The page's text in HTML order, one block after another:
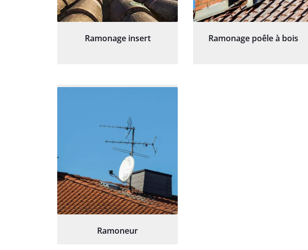
Ramonage insert Ramonage poêle à bois
Ramoneur